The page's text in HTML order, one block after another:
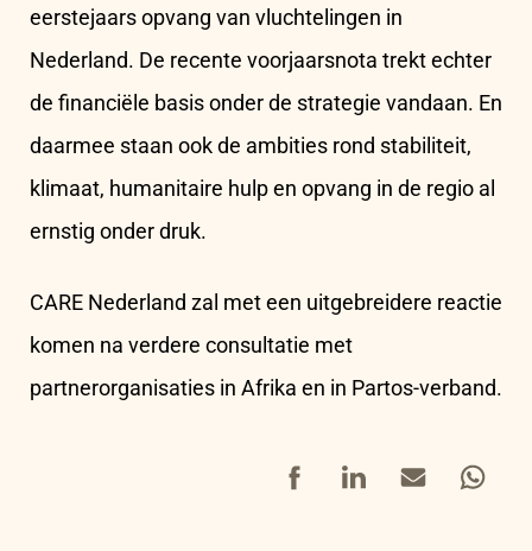
eerstejaars opvang van vluchtelingen in
Nederland. De recente voorjaarsnota trekt echter
de financiële basis onder de strategie vandaan. En
daarmee staan ook de ambities rond stabiliteit,
klimaat, humanitaire hulp en opvang in de regio al
ernstig onder druk.
CARE Nederland zal met een uitgebreidere reactie
komen na verdere consultatie met
partnerorganisaties in Afrika en in Partos-verband.
FacebookLinkedInMail